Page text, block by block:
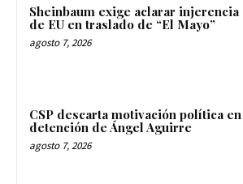
Sheinbaum exige aclarar injerencia
de EU en traslado de “El Mayo”
agosto 7, 2026
CSP descarta motivación política en
detención de Ángel Aguirre
agosto 7, 2026